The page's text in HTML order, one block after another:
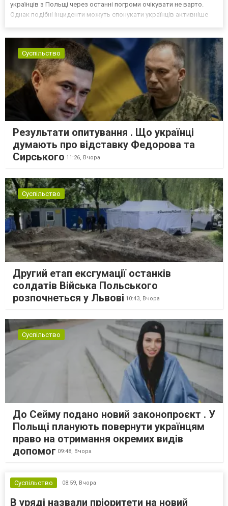
українців з Польщі через останні погроми очікувати не варто.
Однак подібні інциденти можуть спонукати українців активніше
Суспільство
Результати опитування . Що українці
думають про відставку Федорова та
Сирського 11:26, Вчора
Суспільство
Другий етап ексгумації останків
солдатів Війська Польського
розпочнеться у Львові 10:43, Вчора
Суспільство
До Сейму подано новий законопроєкт . У
Польщі планують повернути українцям
право на отримання окремих видів
допомог 09:48, Вчора
Суспільство 08:59, Вчора
В уряді назвали пріоритети на новий